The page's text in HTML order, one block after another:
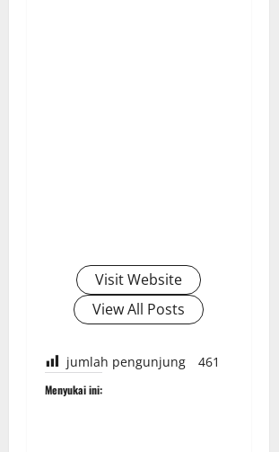
Visit Website
View All Posts
jumlah pengunjung 461
Menyukai ini: